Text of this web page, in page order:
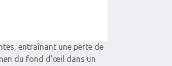
entraînant une perte de
du fond d’œil dans un